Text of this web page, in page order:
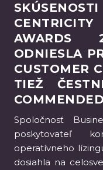
ODNIESLA
CUSTOMER
TIEŽ
Spoločnosť
poskytovateľ
operatívneho
dosiahla na